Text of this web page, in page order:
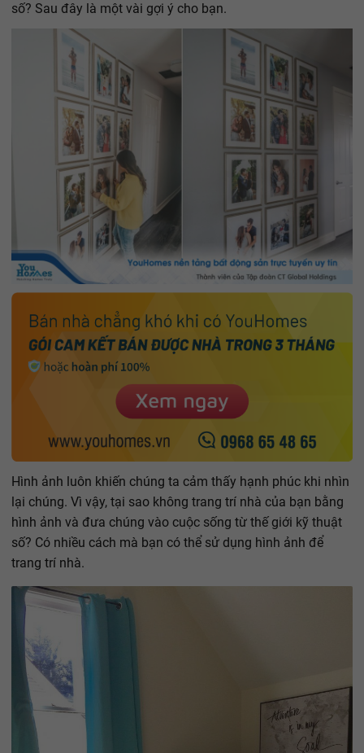
số? Sau đây là một vài gợi ý cho bạn.
Hình ảnh luôn khiến chúng ta cảm thấy hạnh phúc khi nhìn
lại chúng. Vì vậy, tại sao không trang trí nhà của bạn bằng
hình ảnh và đưa chúng vào cuộc sống từ thế giới kỹ thuật
số? Có nhiều cách mà bạn có thể sử dụng hình ảnh để
trang trí nhà.